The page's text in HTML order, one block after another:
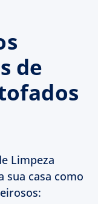
de
Limpeza
sua casa como